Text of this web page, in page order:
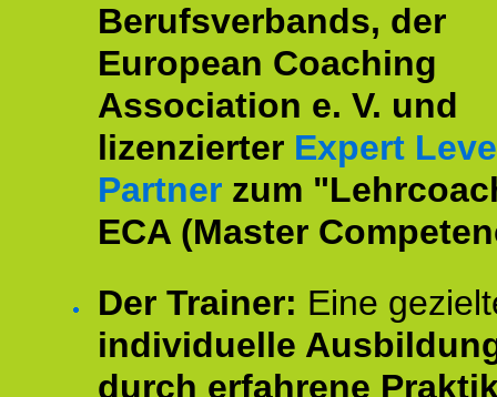
Berufsverbands, der
European Coaching
Association e. V. und
lizenzierter Expert
Partner zum
ECA (Master
Der Trainer: Eine
individuelle
durch erfahrene